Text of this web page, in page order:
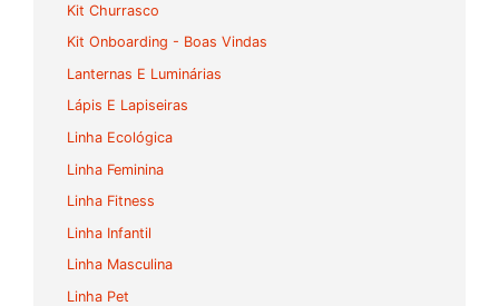
Kit Churrasco
Kit Onboarding - Boas Vindas
Lanternas E Luminárias
Lápis E Lapiseiras
Linha Ecológica
Linha Feminina
Linha Fitness
Linha Infantil
Linha Masculina
Linha Pet